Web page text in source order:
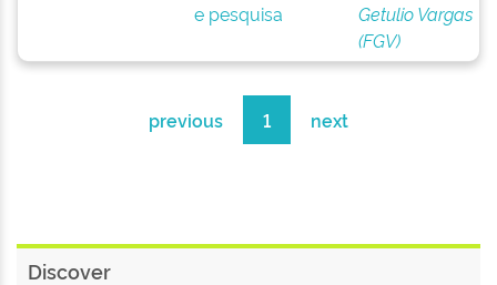
e pesquisa
Getulio Vargas
(FGV)
previous 1 next
Discover